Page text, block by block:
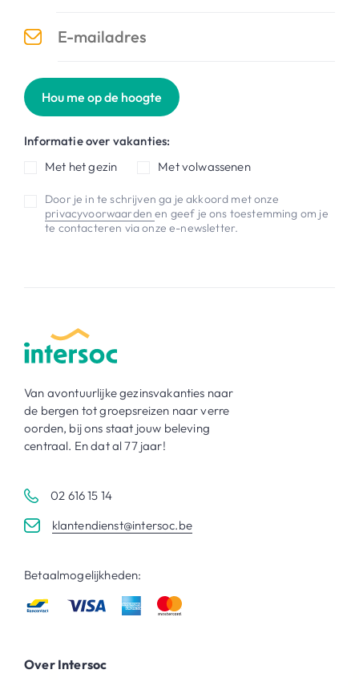
Hou me op de hoogte
Informatie over vakanties:
Met het gezin
Met volwassenen
Door je in te schrijven ga je akkoord met onze
privacyvoorwaardenen geef je ons toestemming om je
te contacteren via onze e-newsletter.
Van avontuurlijke gezinsvakanties naar
de bergen tot groepsreizen naar verre
oorden, bij ons staat jouw beleving
centraal. En dat al 77 jaar!
02 616 15 14
klantendienst@intersoc.be
Betaalmogelijkheden:
Over Intersoc